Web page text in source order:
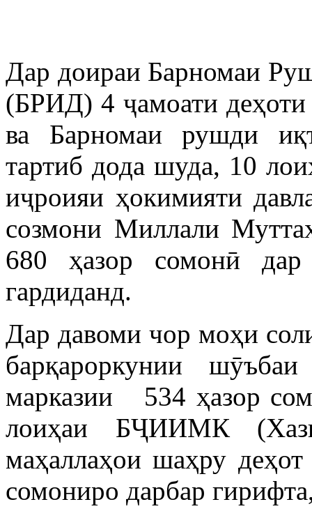
Дар доираи Барномаи
(БРИД) 4 ҷамоати
ва Барномаи рушди
тартиб дода шуда, 10
иҷроияи ҳокимияти
созмони Миллали
680 ҳазор сомонӣ
гардиданд.
Дар давоми чор моҳи
барқароркунии
марказии 534 ҳазор
лоиҳаи БҶИИМК
маҳаллаҳои шаҳру
сомониро дарбар